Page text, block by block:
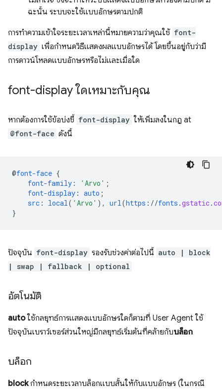
ฉะนั้น ระบบจะใช้แบบอักษรตามปกติ
การทำความเข้าใจระยะเวลาเหล่านี้หมายความว่าคุณใช้ font-
display เพื่อกำหนดวิธีแสดงผลแบบอักษรได้ โดยขึ้นอยู่กับว่ามี
การดาวน์โหลดแบบอักษรหรือไม่และเมื่อใด
font-display ใดเหมาะกับคุณ
หากต้องการใช้ข้อบ่งชี้ font-display ให้เพิ่มลงในกฎ at
@font-face ดังนี้
@font-face {
font-family : 'Arvo' ;
font-display : auto ;
src : local( 'Arvo' ), url(https ://fonts .gstatic.
}
ปัจจุบัน font-display รองรับช่วงค่าต่อไปนี้ auto | block
| swap | fallback | optional
อัตโนมัติ
autoใช้กลยุทธ์การแสดงแบบอักษรใดก็ตามที่ User Agent ใช้
ปัจจุบันเบราว์เซอร์ส่วนใหญ่มีกลยุทธ์เริ่มต้นที่คล้ายกับบล็อก
บล็อก
blockกำหนดระยะเวลาบล็อกแบบสั้นให้กับแบบอักษร (ในกรณี